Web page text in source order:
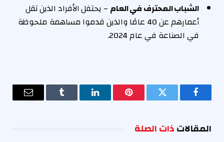
الشباب المحترف في العام – يحتفل الأفراد الذين تقل
أعمارهم عن 40 عامًا والذين قدموا مساهمة ملحوظة
في الصناعة في عام 2024.
فيسبوك تويتر بينتيريستلينكدإن Tumblr
البريد
المقالاتذات الصلة